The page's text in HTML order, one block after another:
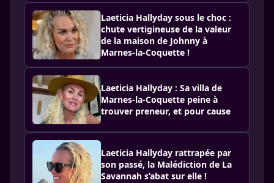
Laeticia Hallyday sous le choc :
chute vertigineuse de la valeur
de la maison de Johnny à
Marnes-la-Coquette !
Laeticia Hallyday : Sa villa de
Marnes-la-Coquette peine à
trouver preneur, et pour cause
Laeticia Hallyday rattrapée par
son passé, la Malédiction de La
Savannah s’abat sur elle !